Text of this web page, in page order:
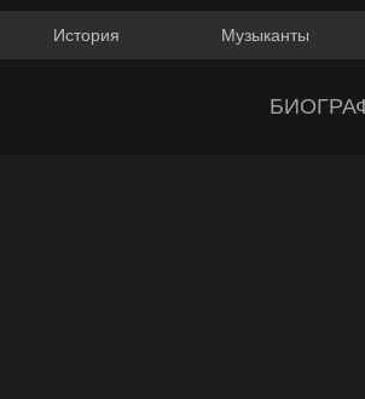
История Музыканты